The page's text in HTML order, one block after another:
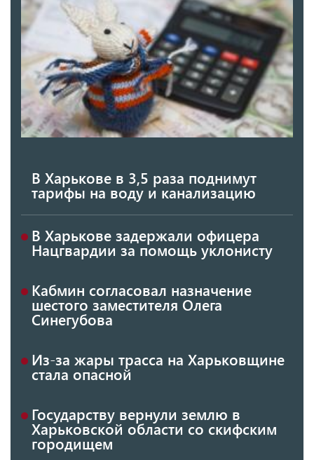
В Харькове в 3,5 раза поднимут
тарифы на воду и канализацию
В Харькове задержали офицера
Нацгвардии за помощь уклонисту
Кабмин согласовал назначение
шестого заместителя Олега
Синегубова
Из-за жары трасса на Харьковщине
стала опасной
Государству вернули землю в
Харьковской области со скифским
городищем